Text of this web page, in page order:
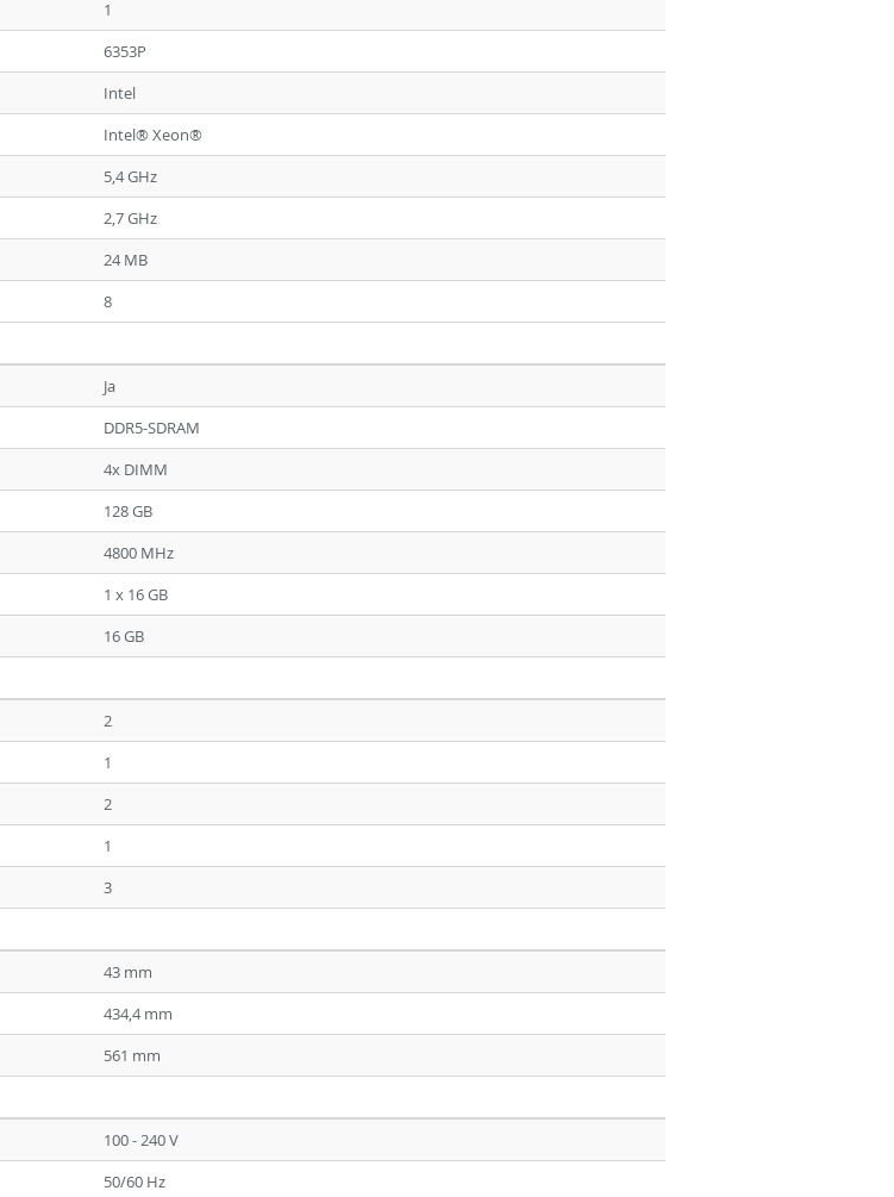
1
6353P
Intel
Intel® Xeon®
5,4 GHz
2,7 GHz
24 MB
8
Ja
DDR5-SDRAM
4x DIMM
128 GB
4800 MHz
1 x 16 GB
16 GB
2
1
2
1
3
43 mm
434,4 mm
561 mm
100 - 240 V
50/60 Hz